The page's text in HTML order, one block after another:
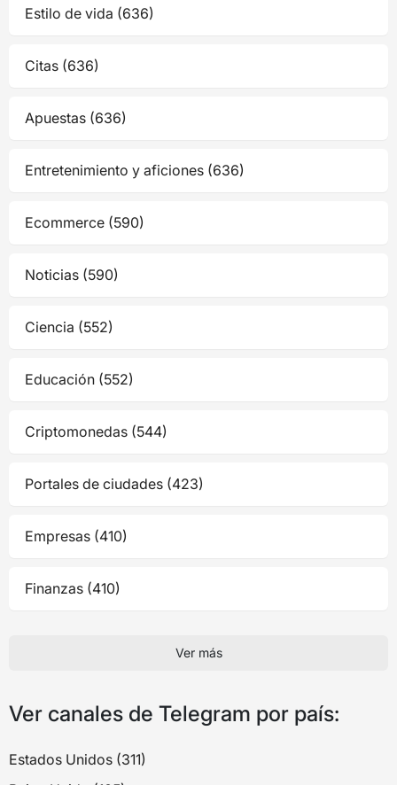
Estilo de vida (636)
Citas (636)
Apuestas (636)
Entretenimiento y aficiones (636)
Ecommerce (590)
Noticias (590)
Ciencia (552)
Educación (552)
Criptomonedas (544)
Portales de ciudades (423)
Empresas (410)
Finanzas (410)
Ver más
Ver canales de Telegram por país:
Estados Unidos (311)